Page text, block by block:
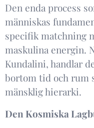
Den enda process
människas
specifik matchning
maskulina energin.
Kundalini, handlar
bortom tid och rum
mänsklig hierarki. ​
Den Kosmiska